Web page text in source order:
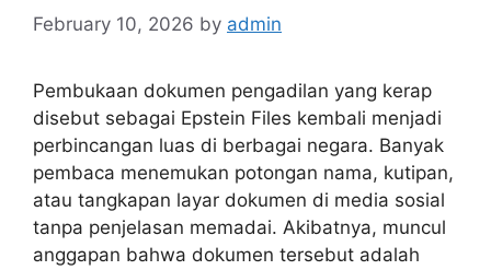
February 10, 2026 by admin
Pembukaan dokumen pengadilan yang kerap
disebut sebagai Epstein Files kembali menjadi
perbincangan luas di berbagai negara. Banyak
pembaca menemukan potongan nama, kutipan,
atau tangkapan layar dokumen di media sosial
tanpa penjelasan memadai. Akibatnya, muncul
anggapan bahwa dokumen tersebut adalah